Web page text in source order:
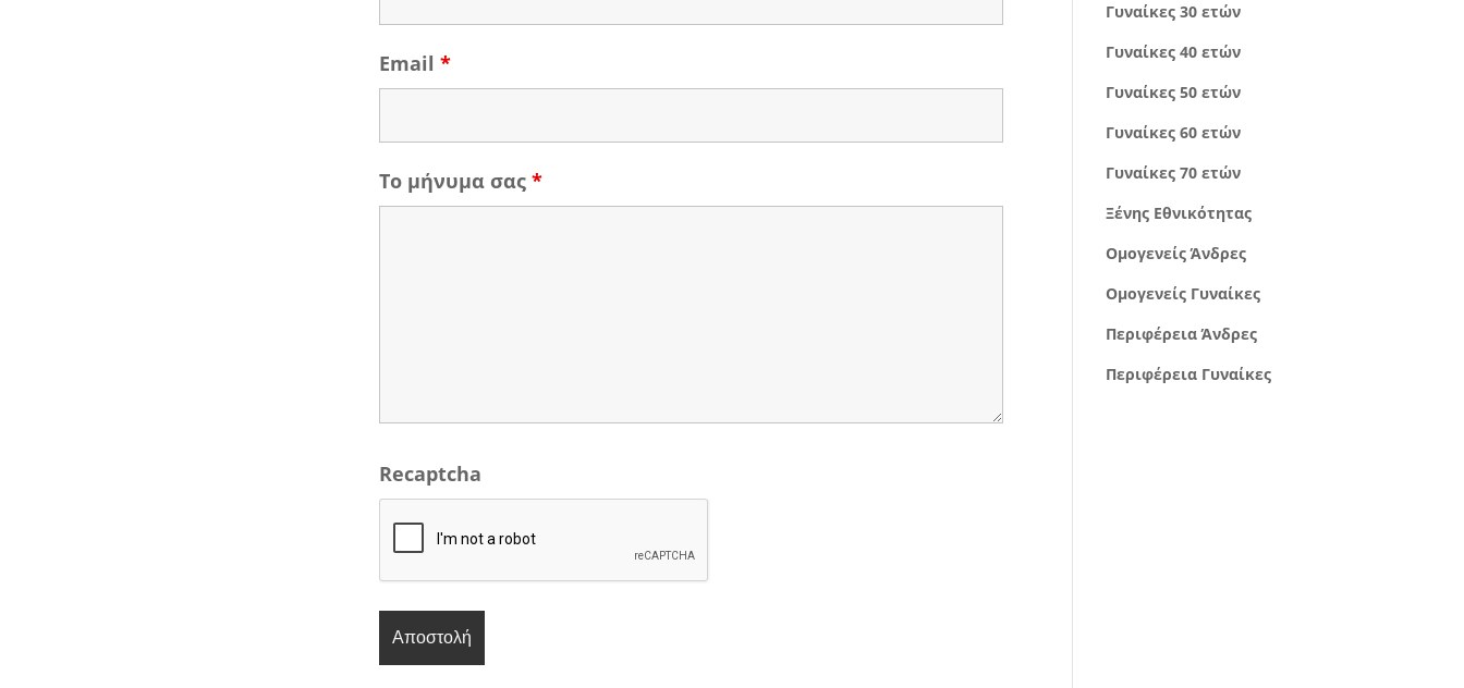
Email*
Το μήνυμα σας*
Recaptcha
Γυναίκες 30 ετών
Γυναίκες 40 ετών
Γυναίκες 50 ετών
Γυναίκες 60 ετών
Γυναίκες 70 ετών
Ξένης Εθνικότητας
Ομογενείς Άνδρες
Ομογενείς Γυναίκες
Περιφέρεια Άνδρες
Περιφέρεια Γυναίκες